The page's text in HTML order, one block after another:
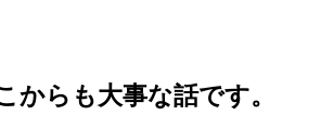
からも大事な話です。